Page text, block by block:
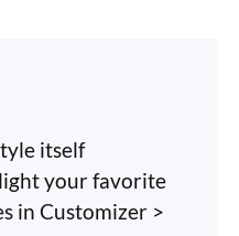
itself
your favorite
in Customizer >